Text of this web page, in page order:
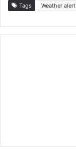
Tags Weather alert